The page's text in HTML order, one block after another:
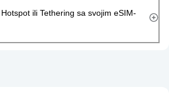
ili Tethering sa svojim eSIM-